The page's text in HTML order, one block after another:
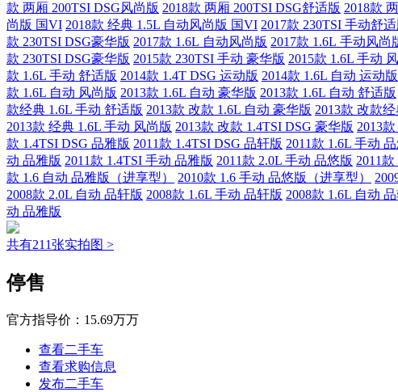
款 两厢 200TSI DSG风尚版 2018款 两厢 200TSI DSG舒适版 2018款
尚版 国VI 2018款 经典 1.5L 自动风尚版 国VI 2017款 230TSI 手动舒适
款 230TSI DSG豪华版 2017款 1.6L 自动风尚版 2017款 1.6L 手动风尚
款 230TSI DSG豪华版 2015款 230TSI 手动 豪华版 2015款 1.6L 手动
款 1.6L 手动 舒适版 2014款 1.4T DSG 运动版 2014款 1.6L 自动 运动版
款 1.6L 自动 风尚版 2013款 1.6L 自动 豪华版 2013款 1.6L 自动 舒适版
款经典 1.6L 手动 舒适版 2013款 改款 1.6L 自动 豪华版 2013款 改款
2013款 经典 1.6L 手动 风尚版 2013款 改款 1.4TSI DSG 豪华版 2013
款 1.4TSI DSG 品雅版 2011款 1.4TSI DSG 品轩版 2011款 1.6L 手动
动 品雅版 2011款 1.4TSI 手动 品雅版 2011款 2.0L 手动 品悠版 2011
款 1.6 自动 品雅版（进享型）
2010款 1.6 手动 品悠版（进享型）
2008款 2.0L 自动 品轩版 2008款 1.6L 手动 品轩版 2008款 1.6L 自动
动 品雅版
共有211张实拍图 >
停售
官方指导价： 15.69万万
查看二手车
查看求购信息
发布二手车